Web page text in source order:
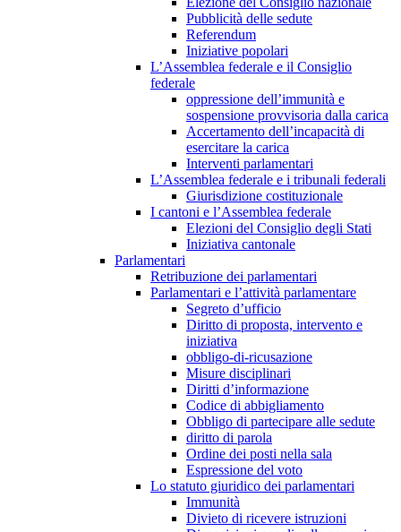
Pubblicità delle sedute
Referendum
Iniziative popolari
L’Assemblea federale e il Consiglio
federale
oppressione dell’immunità e
sospensione provvisoria dalla carica
Accertamento dell’incapacità di
esercitare la carica
Interventi parlamentari
L’Assemblea federale e i tribunali federali
Giurisdizione costituzionale
I cantoni e l’Assemblea federale
Elezioni del Consiglio degli Stati
Iniziativa cantonale
Parlamentari
Retribuzione dei parlamentari
Parlamentari e l’attività parlamentare
Segreto d’ufficio
Diritto di proposta, intervento e
iniziativa
obbligo-di-ricusazione
Misure disciplinari
Diritti d’informazione
Codice di abbigliamento
Obbligo di partecipare alle sedute
diritto di parola
Ordine dei posti nella sala
Espressione del voto
Lo statuto giuridico dei parlamentari
Immunità
Divieto di ricevere istruzioni